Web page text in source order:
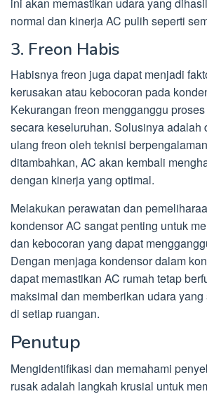
ini akan memastikan udara yang
normal dan kinerja AC pulih seperti
3. Freon Habis
Habisnya freon juga dapat menjadi
kerusakan atau kebocoran pada
Kekurangan freon mengganggu
secara keseluruhan. Solusinya adalah
ulang freon oleh teknisi
ditambahkan, AC akan kembali
dengan kinerja yang optimal.
Melakukan perawatan dan
kondensor AC sangat penting untuk
dan kebocoran yang dapat
Dengan menjaga kondensor dalam
dapat memastikan AC rumah tetap
maksimal dan memberikan udara
di setiap ruangan.
Penutup
Mengidentifikasi dan memahami
rusak adalah langkah krusial untuk